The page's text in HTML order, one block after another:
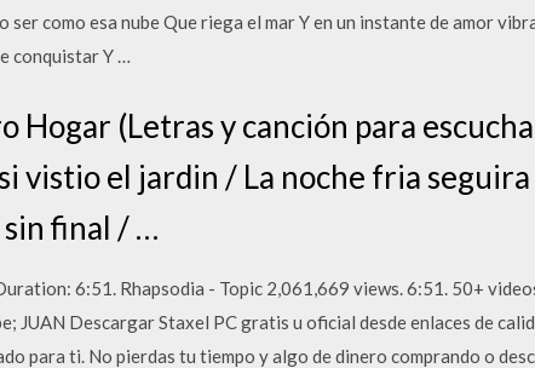
ser como esa nube Que riega el mar Y en un instante de amor
conquistar Y …
Hogar (Letras y canción para
vistio el jardin / La noche fria
final / …
6:51. Rhapsodia - Topic 2,061,669 views. 6:51. 50+
JUAN Descargar Staxel PC gratis u oficial desde enlaces de
para ti. No pierdas tu tiempo y algo de dinero comprando o